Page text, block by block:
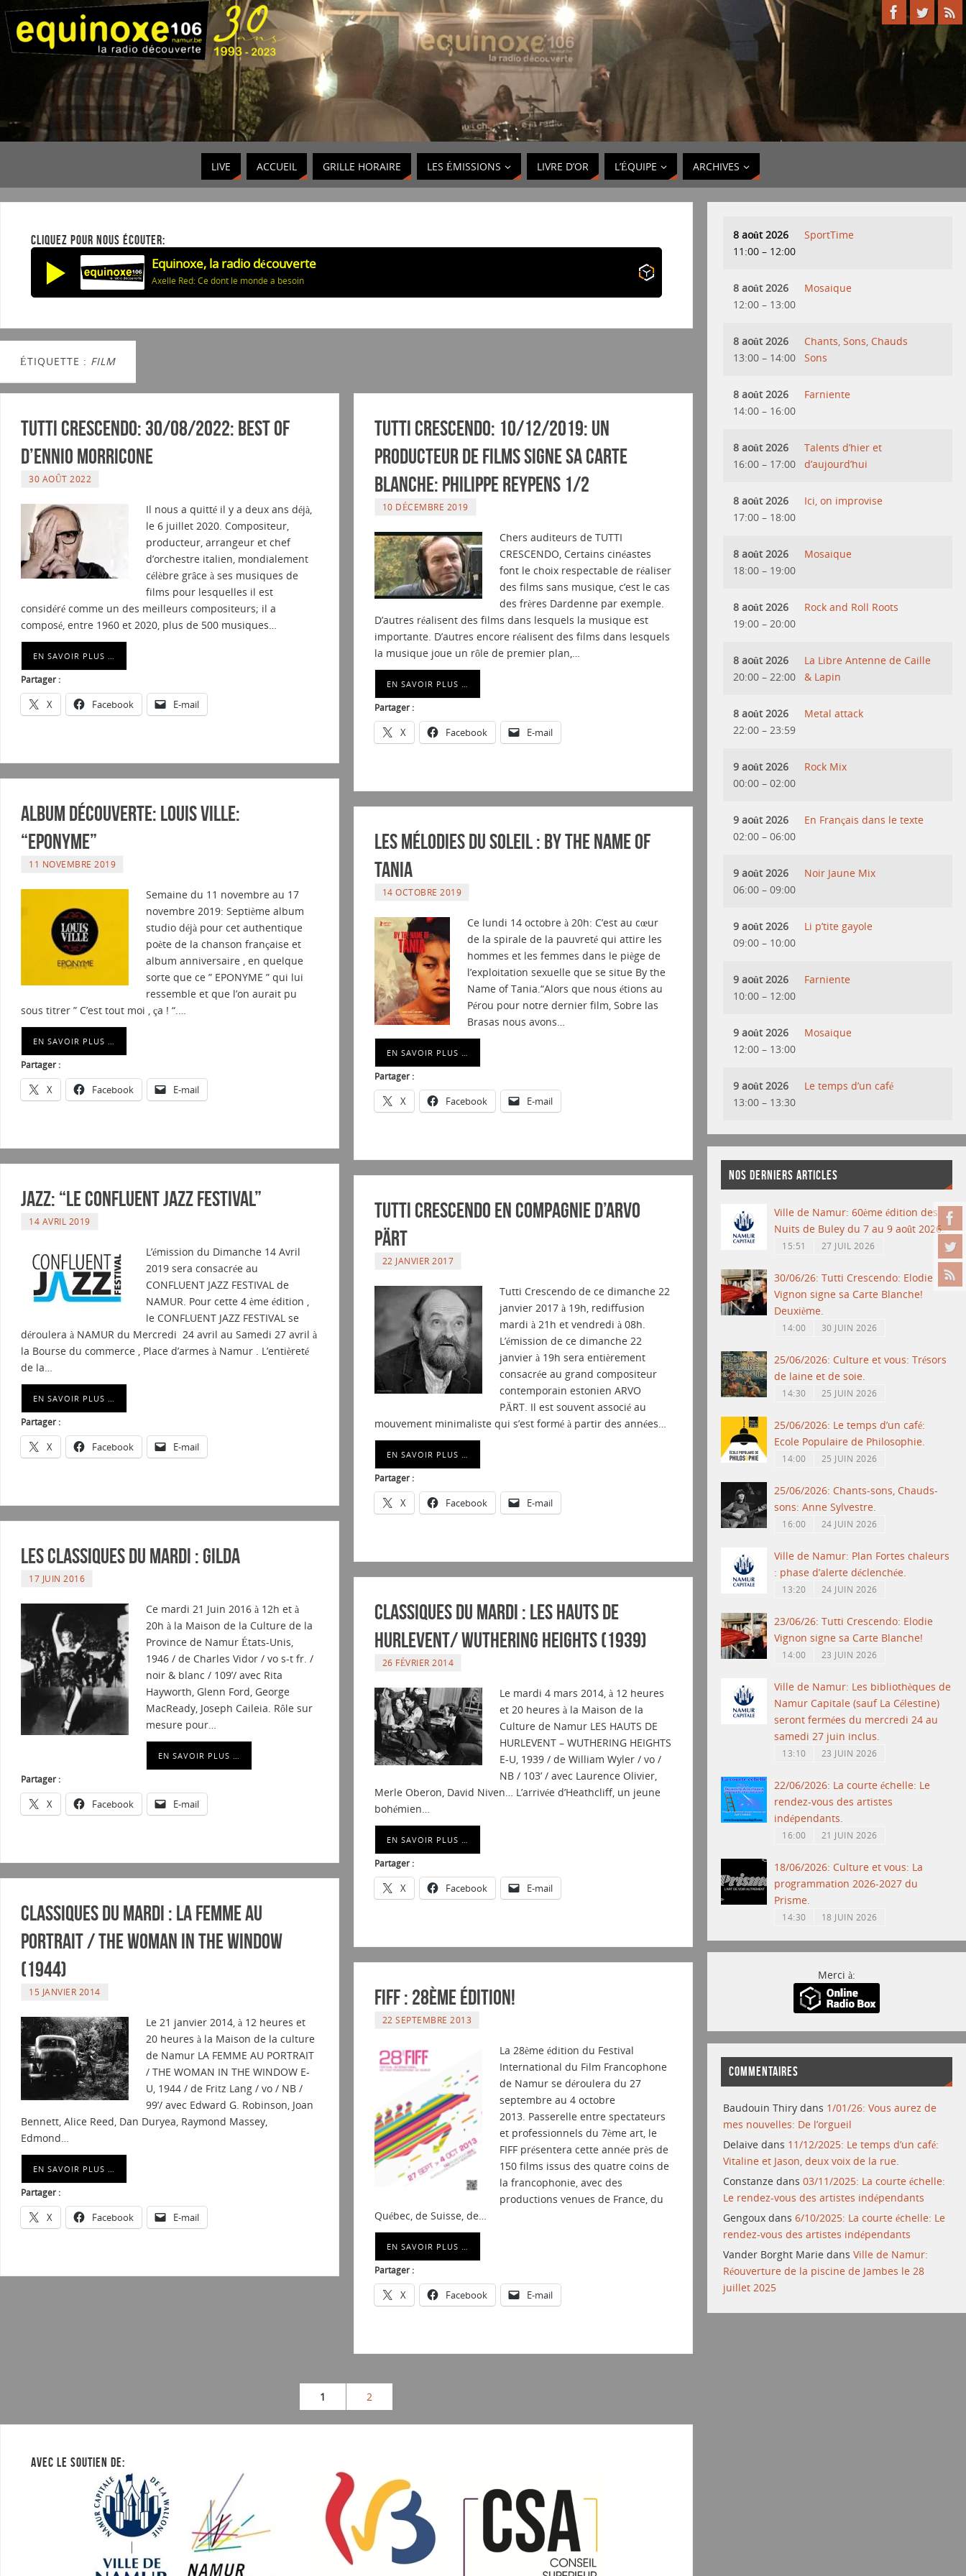
LIVE ACCUEIL GRILLE HORAIRE LES ÉMISSIONS LIVRE D’OR L’ÉQUIPE ARCHIVES
CLIQUEZ POUR NOUS ÉCOUTER:
Equinoxe, la radio découverte
Axelle Red: Ce dont le monde a besoin
ÉTIQUETTE : FILM
Tutti Crescendo: 30/08/2022: Best of
d’Ennio Morricone
30 AOÛT 2022
Il nous a quitté il y a deux ans déjà,
le 6 juillet 2020. Compositeur,
producteur, arrangeur et chef
d’orchestre italien, mondialement
célèbre grâce à ses musiques de
films pour lesquelles il est
considéré comme un des meilleurs compositeurs; il a
composé, entre 1960 et 2020, plus de 500 musiques…
EN SAVOIR PLUS …
Partager :
X Facebook E-mail
Tutti Crescendo: 10/12/2019: Un
producteur de films signe sa carte
blanche: Philippe REYPENS 1/2
10 DÉCEMBRE 2019
Chers auditeurs de TUTTI
CRESCENDO, Certains cinéastes
font le choix respectable de réaliser
des films sans musique, c’est le cas
des frères Dardenne par exemple.
D’autres réalisent des films dans lesquels la musique est
importante. D’autres encore réalisent des films dans lesquels
la musique joue un rôle de premier plan,…
EN SAVOIR PLUS …
Partager :
X Facebook E-mail
Album Découverte: LOUIS VILLE:
“EPONYME”
11 NOVEMBRE 2019
Semaine du 11 novembre au 17
novembre 2019: Septième album
studio déjà pour cet authentique
poète de la chanson française et
album anniversaire , en quelque
sorte que ce ” EPONYME ” qui lui
ressemble et que l’on aurait pu
sous titrer ” C’est tout moi , ça ! “.…
EN SAVOIR PLUS …
Partager :
X Facebook E-mail
Les Mélodies du soleil : By the name of
Tania
14 OCTOBRE 2019
Ce lundi 14 octobre à 20h: C’est au cœur
de la spirale de la pauvreté qui attire les
hommes et les femmes dans le piège de
l’exploitation sexuelle que se situe By the
Name of Tania.“Alors que nous étions au
Pérou pour notre dernier film, Sobre las
Brasas nous avons…
EN SAVOIR PLUS …
Partager :
X Facebook E-mail
Jazz: “Le confluent Jazz Festival”
14 AVRIL 2019
L’émission du Dimanche 14 Avril
2019 sera consacrée au
CONFLUENT JAZZ FESTIVAL de
NAMUR. Pour cette 4 ème édition ,
le CONFLUENT JAZZ FESTIVAL se
déroulera à NAMUR du Mercredi 24 avril au Samedi 27 avril à
la Bourse du commerce , Place d’armes à Namur . L’entièreté
de la…
EN SAVOIR PLUS …
Partager :
X Facebook E-mail
Tutti Crescendo en compagnie d’ARVO
PÄRT
22 JANVIER 2017
Tutti Crescendo de ce dimanche 22
janvier 2017 à 19h, rediffusion
mardi à 21h et vendredi à 08h.
L’émission de ce dimanche 22
janvier à 19h sera entièrement
consacrée au grand compositeur
contemporain estonien ARVO
PÄRT. Il est souvent associé au
mouvement minimaliste qui s’est formé à partir des années…
EN SAVOIR PLUS …
Partager :
X Facebook E-mail
Les Classiques du mardi : Gilda
17 JUIN 2016
Ce mardi 21 Juin 2016 à 12h et à
20h à la Maison de la Culture de la
Province de Namur États-Unis,
1946 / de Charles Vidor / vo s-t fr. /
noir & blanc / 109’/ avec Rita
Hayworth, Glenn Ford, George
MacReady, Joseph Caileia. Rôle sur
mesure pour…
EN SAVOIR PLUS …
Partager :
X Facebook E-mail
Classiques du mardi : Les hauts de
Hurlevent/ Wuthering Heights (1939)
26 FÉVRIER 2014
Le mardi 4 mars 2014, à 12 heures
et 20 heures à la Maison de la
Culture de Namur LES HAUTS DE
HURLEVENT – WUTHERING HEIGHTS
E-U, 1939 / de William Wyler / vo /
NB / 103’ / avec Laurence Olivier,
Merle Oberon, David Niven… L’arrivée d’Heathcliff, un jeune
bohémien…
EN SAVOIR PLUS …
Partager :
X Facebook E-mail
Classiques du mardi : La femme au
portrait / The woman in the window
(1944)
15 JANVIER 2014
Le 21 janvier 2014, à 12 heures et
20 heures à la Maison de la culture
de Namur LA FEMME AU PORTRAIT
/ THE WOMAN IN THE WINDOW E-
U, 1944 / de Fritz Lang / vo / NB /
99’/ avec Edward G. Robinson, Joan
Bennett, Alice Reed, Dan Duryea, Raymond Massey,
Edmond…
EN SAVOIR PLUS …
Partager :
X Facebook E-mail
FIFF : 28ème édition!
22 SEPTEMBRE 2013
La 28ème édition du Festival
International du Film Francophone
de Namur se déroulera du 27
septembre au 4 octobre
2013. Passerelle entre spectateurs
et professionnels du 7ème art, le
FIFF présentera cette année près de
150 films issus des quatre coins de
la francophonie, avec des
productions venues de France, du
Québec, de Suisse, de…
EN SAVOIR PLUS …
Partager :
X Facebook E-mail
1 2
AVEC LE SOUTIEN DE:
8 août 2026
11:00 – 12:00
SportTime
8 août 2026
12:00 – 13:00
Mosaique
8 août 2026
13:00 – 14:00
Chants, Sons, Chauds
Sons
8 août 2026
14:00 – 16:00
Farniente
8 août 2026
16:00 – 17:00
Talents d’hier et
d’aujourd’hui
8 août 2026
17:00 – 18:00
Ici, on improvise
8 août 2026
18:00 – 19:00
Mosaique
8 août 2026
19:00 – 20:00
Rock and Roll Roots
8 août 2026
20:00 – 22:00
La Libre Antenne de Caille
& Lapin
8 août 2026
22:00 – 23:59
Metal attack
9 août 2026
00:00 – 02:00
Rock Mix
9 août 2026
02:00 – 06:00
En Français dans le texte
9 août 2026
06:00 – 09:00
Noir Jaune Mix
9 août 2026
09:00 – 10:00
Li p’tite gayole
9 août 2026
10:00 – 12:00
Farniente
9 août 2026
12:00 – 13:00
Mosaique
9 août 2026
13:00 – 13:30
Le temps d’un café
NOS DERNIERS ARTICLES
Ville de Namur: 60ème édition des
Nuits de Buley du 7 au 9 août 2026.
15:51 27 JUIL 2026
30/06/26: Tutti Crescendo: Elodie
Vignon signe sa Carte Blanche!
Deuxième.
14:00 30 JUIN 2026
25/06/2026: Culture et vous: Trésors
de laine et de soie.
14:30 25 JUIN 2026
25/06/2026: Le temps d’un café:
Ecole Populaire de Philosophie.
14:00 25 JUIN 2026
25/06/2026: Chants-sons, Chauds-
sons: Anne Sylvestre.
16:00 24 JUIN 2026
Ville de Namur: Plan Fortes chaleurs
: phase d’alerte déclenchée.
13:20 24 JUIN 2026
23/06/26: Tutti Crescendo: Elodie
Vignon signe sa Carte Blanche!
14:00 23 JUIN 2026
Ville de Namur: Les bibliothèques de
Namur Capitale (sauf La Célestine)
seront fermées du mercredi 24 au
samedi 27 juin inclus.
13:10 23 JUIN 2026
22/06/2026: La courte échelle: Le
rendez-vous des artistes
indépendants.
16:00 21 JUIN 2026
18/06/2026: Culture et vous: La
programmation 2026-2027 du
Prisme.
14:30 18 JUIN 2026
Merci à:
COMMENTAIRES
Baudouin Thiry dans 1/01/26: Vous aurez de
mes nouvelles: De l’orgueil
Delaive dans 11/12/2025: Le temps d’un café:
Vitaline et Jason, deux voix de la rue.
Constanze dans03/11/2025: La courte échelle:
Le rendez-vous des artistes indépendants
Gengoux dans6/10/2025: La courte échelle: Le
rendez-vous des artistes indépendants
Vander Borght Marie dansVille de Namur:
Réouverture de la piscine de Jambes le 28
juillet 2025